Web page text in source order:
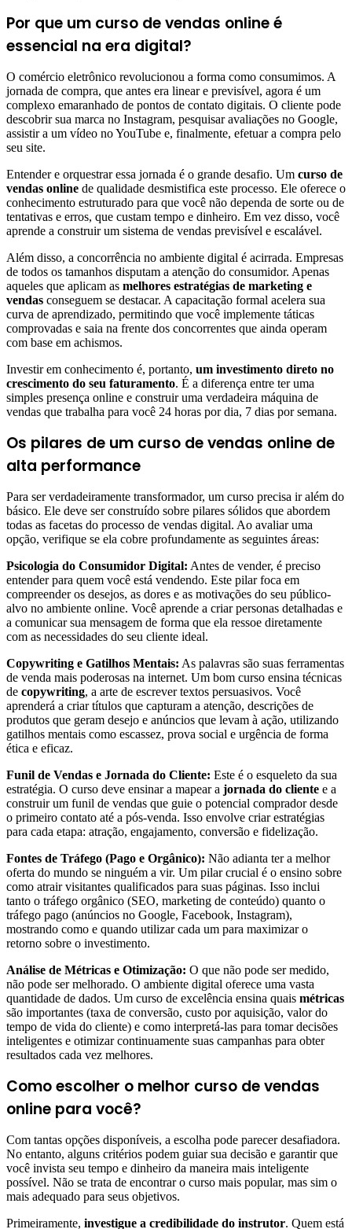
Por que um curso de vendas online é
essencial na era digital?
O comércio eletrônico revolucionou a forma como consumimos. A
jornada de compra, que antes era linear e previsível, agora é um
complexo emaranhado de pontos de contato digitais. O cliente pode
descobrir sua marca no Instagram, pesquisar avaliações no Google,
assistir a um vídeo no YouTube e, finalmente, efetuar a compra pelo
seu site.
Entender e orquestrar essa jornada é o grande desafio. Um curso de
vendas online de qualidade desmistifica este processo. Ele oferece o
conhecimento estruturado para que você não dependa de sorte ou de
tentativas e erros, que custam tempo e dinheiro. Em vez disso, você
aprende a construir um sistema de vendas previsível e escalável.
Além disso, a concorrência no ambiente digital é acirrada. Empresas
de todos os tamanhos disputam a atenção do consumidor. Apenas
aqueles que aplicam as melhores estratégias de marketing e
vendas conseguem se destacar. A capacitação formal acelera sua
curva de aprendizado, permitindo que você implemente táticas
comprovadas e saia na frente dos concorrentes que ainda operam
com base em achismos.
Investir em conhecimento é, portanto, um investimento direto no
crescimento do seu faturamento. É a diferença entre ter uma
simples presença online e construir uma verdadeira máquina de
vendas que trabalha para você 24 horas por dia, 7 dias por semana.
Os pilares de um curso de vendas online de
alta performance
Para ser verdadeiramente transformador, um curso precisa ir além do
básico. Ele deve ser construído sobre pilares sólidos que abordem
todas as facetas do processo de vendas digital. Ao avaliar uma
opção, verifique se ela cobre profundamente as seguintes áreas:
Psicologia do Consumidor Digital: Antes de vender, é preciso
entender para quem você está vendendo. Este pilar foca em
compreender os desejos, as dores e as motivações do seu público-
alvo no ambiente online. Você aprende a criar personas detalhadas e
a comunicar sua mensagem de forma que ela ressoe diretamente
com as necessidades do seu cliente ideal.
Copywriting e Gatilhos Mentais: As palavras são suas ferramentas
de venda mais poderosas na internet. Um bom curso ensina técnicas
de copywriting, a arte de escrever textos persuasivos. Você
aprenderá a criar títulos que capturam a atenção, descrições de
produtos que geram desejo e anúncios que levam à ação, utilizando
gatilhos mentais como escassez, prova social e urgência de forma
ética e eficaz.
Funil de Vendas e Jornada do Cliente: Este é o esqueleto da sua
estratégia. O curso deve ensinar a mapear a jornada do cliente e a
construir um funil de vendas que guie o potencial comprador desde
o primeiro contato até a pós-venda. Isso envolve criar estratégias
para cada etapa: atração, engajamento, conversão e fidelização.
Fontes de Tráfego (Pago e Orgânico): Não adianta ter a melhor
oferta do mundo se ninguém a vir. Um pilar crucial é o ensino sobre
como atrair visitantes qualificados para suas páginas. Isso inclui
tanto o tráfego orgânico (SEO, marketing de conteúdo) quanto o
tráfego pago (anúncios no Google, Facebook, Instagram),
mostrando como e quando utilizar cada um para maximizar o
retorno sobre o investimento.
Análise de Métricas e Otimização: O que não pode ser medido,
não pode ser melhorado. O ambiente digital oferece uma vasta
quantidade de dados. Um curso de excelência ensina quais métricas
são importantes (taxa de conversão, custo por aquisição, valor do
tempo de vida do cliente) e como interpretá-las para tomar decisões
inteligentes e otimizar continuamente suas campanhas para obter
resultados cada vez melhores.
Como escolher o melhor curso de vendas
online para você?
Com tantas opções disponíveis, a escolha pode parecer desafiadora.
No entanto, alguns critérios podem guiar sua decisão e garantir que
você invista seu tempo e dinheiro da maneira mais inteligente
possível. Não se trata de encontrar o curso mais popular, mas sim o
mais adequado para seus objetivos.
Primeiramente, investigue a credibilidade do instrutor. Quem está